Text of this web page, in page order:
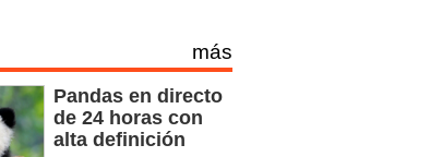
más
Pandas en directo
de 24 horas con
alta definición